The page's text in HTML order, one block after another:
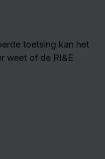
toetsing kan het
weet of de RI&E